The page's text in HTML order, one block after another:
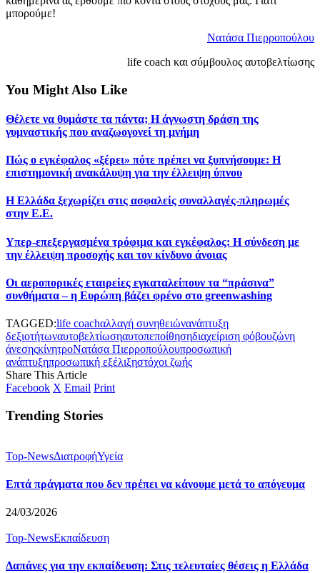
μπορούμε!
Νατάσα Πιερροπούλου
life coach και σύμβουλος αυτοβελτίωσης
You Might Also Like
Θέλετε να θυμάστε τα πάντα; Η άγνωστη δράση της
γυμναστικής που αναζωογονεί τη μνήμη
Πώς ο εγκέφαλος «ξέρει» πότε πρέπει να ξυπνήσουμε: Η
επιστημονική ανακάλυψη για την έλλειψη ύπνου
Η Ελλάδα ξεχωρίζει στις ασφαλείς συναλλαγές-πληρωμές
στην Ε.Ε.
Υπερ-επεξεργασμένα τρόφιμα και εγκέφαλος: Η σύνδεση με
την έλλειψη προσοχής και τον κίνδυνο άνοιας
Οι αεροπορικές εταιρείες εγκαταλείπουν τα “πράσινα”
συνθήματα – η Ευρώπη βάζει φρένο στο greenwashing
TAGGED:life coachαλλαγή συνηθειώνανάπτυξη
δεξιοτήτωναυτοβελτίωσηαυτοπεποίθησηδιαχείριση φόβουζώνη
άνεσηςκίνητροΝατάσα Πιερροπούλουπροσωπική
ανάπτυξηπροσωπική εξέλιξηστόχοι ζωής
Share This Article
Facebook X Email Print
Trending Stories
Top-NewsΔιατροφήΥγεία
Επτά πράγματα που δεν πρέπει να κάνουμε μετά το απόγευμα
24/03/2026
Top-NewsΕκπαίδευση
Δαπάνες για την εκπαίδευση: Στις τελευταίες θέσεις η Ελλάδα